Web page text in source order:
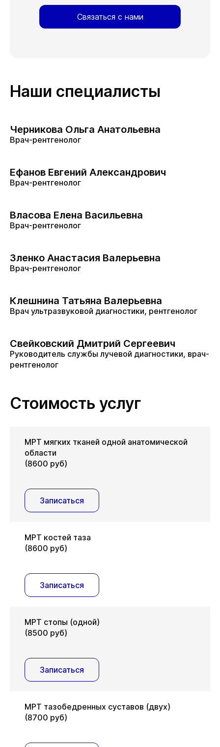
Связаться с нами
Наши специалисты
Черникова Ольга Анатольевна
Врач-рентгенолог
Ефанов Евгений Александрович
Врач-рентгенолог
Власова Елена Васильевна
Врач-рентгенолог
Зленко Анастасия Валерьевна
Врач-рентгенолог
Клешнина Татьяна Валерьевна
Врач ультразвуковой диагностики, рентгенолог
Свейковский Дмитрий Сергеевич
Руководитель службы лучевой диагностики, врач-
рентгенолог
Стоимость услуг
МРТ мягких тканей одной анатомической
области
(8600 руб)
Записаться
МРТ костей таза
(8600 руб)
Записаться
МРТ стопы (одной)
(8500 руб)
Записаться
МРТ тазобедренных суставов (двух)
(8700 руб)